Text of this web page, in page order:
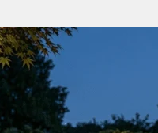
vida a la